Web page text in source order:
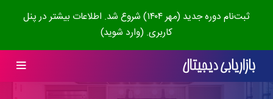
ثبت‌نام دوره جدید (مهر ۱۴۰۴) شروع شد. اطلاعات بیشتر در پنل
کاربری. (وارد شوید)